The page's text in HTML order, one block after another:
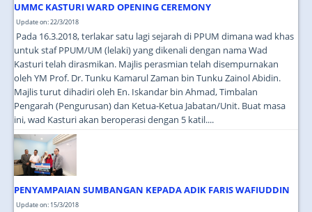
UMMC KASTURI WARD OPENING CEREMONY
Update on: 22/3/2018
Pada 16.3.2018, terlakar satu lagi sejarah di PPUM dimana wad khas
untuk staf PPUM/UM (lelaki) yang dikenali dengan nama Wad
Kasturi telah dirasmikan. Majlis perasmian telah disempurnakan
oleh YM Prof. Dr. Tunku Kamarul Zaman bin Tunku Zainol Abidin.
Majlis turut dihadiri oleh En. Iskandar bin Ahmad, Timbalan
Pengarah (Pengurusan) dan Ketua-Ketua Jabatan/Unit. Buat masa
ini, wad Kasturi akan beroperasi dengan 5 katil....
PENYAMPAIAN SUMBANGAN KEPADA ADIK FARIS WAFIUDDIN
Update on: 15/3/2018